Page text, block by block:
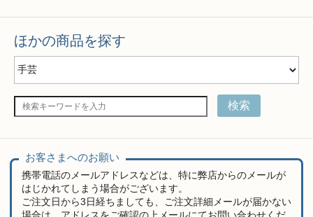
ほかの商品を探す
検索
お客さまへのお願い
携帯電話のメールアドレスなどは、特に弊店からのメールが
はじかれてしまう場合がございます。
ご注文日から3日経ちましても、ご注文詳細メールが届かない